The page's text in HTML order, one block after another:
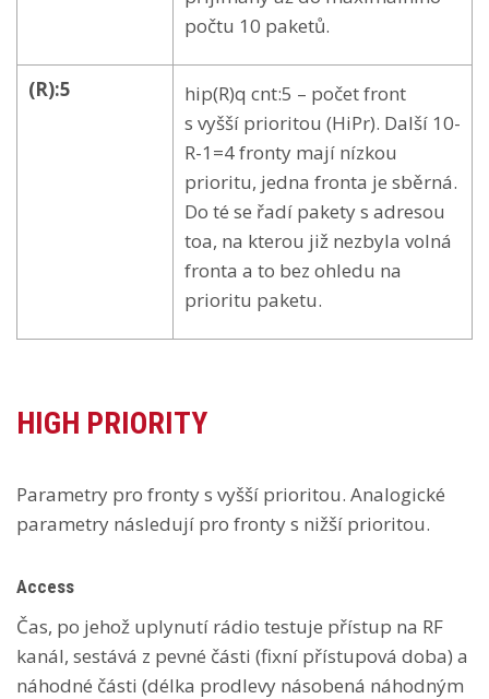
počtu 10 paketů.
(R):5
hip(R)q cnt:5 – počet front
s vyšší prioritou (HiPr). Další 10-
R-1=4 fronty mají nízkou
prioritu, jedna fronta je sběrná.
Do té se řadí pakety s adresou
toa, na kterou již nezbyla volná
fronta a to bez ohledu na
prioritu paketu.
HIGH PRIORITY
Parametry pro fronty s vyšší prioritou. Analogické
parametry následují pro fronty s nižší prioritou.
Access
Čas, po jehož uplynutí rádio testuje přístup na RF
kanál, sestává z pevné části (fixní přístupová doba) a
náhodné části (délka prodlevy násobená náhodným